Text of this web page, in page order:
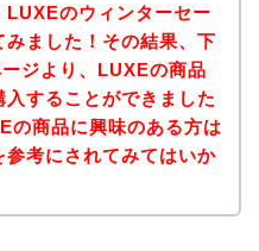
LUXEのウィンターセー
みました！その結果、下
ジより、LUXEの商品
することができました
の商品に興味のある方は
参考にされてみてはいか